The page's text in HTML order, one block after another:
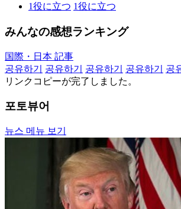
1役に立つ 1役に立つ
みんなの感想ランキング
国際・日本 記事
공유하기
공유하기 공유하기 공유하기
공
リンクコピーが完了しました。
포토뷰어
뉴스 메뉴 보기